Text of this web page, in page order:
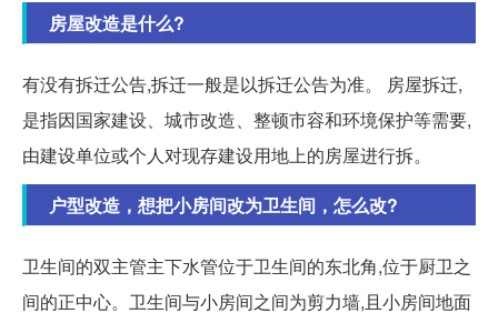
房屋改造是什么?
有没有拆迁公告,拆迁一般是以拆迁公告为准。 房屋拆迁,
是指因国家建设、城市改造、整顿市容和环境保护等需要,
由建设单位或个人对现存建设用地上的房屋进行拆。
户型改造，想把小房间改为卫生间，怎么改?
卫生间的双主管主下水管位于卫生间的东北角,位于厨卫之
间的正中心。卫生间与小房间之间为剪力墙,且小房间地面